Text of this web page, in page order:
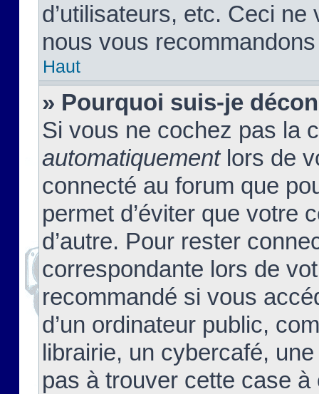
d’utilisateurs, etc. Ceci
nous vous
Haut
» Pourquoi suis-je
Si vous ne cochez pas la
automatiquementlors de
connecté au forum que
permet d’éviter que votre
d’autre. Pour rester
correspondante lors de
recommandé si vous
d’un ordinateur public,
librairie, un cybercafé,
pas à trouver cette case à